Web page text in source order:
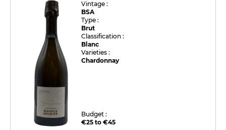
Vintage :
BSA
Type :
Brut
Classification :
Blanc
Varieties :
Chardonnay
Budget :
€25 to €45